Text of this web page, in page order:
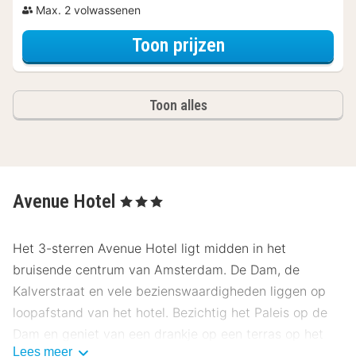
Max. 2 volwassenen
Toon prijzenvoor Later
Toon alles
Avenue Hotel , 3 Sterren
Het 3-sterren Avenue Hotel ligt midden in het
bruisende centrum van Amsterdam. De Dam, de
Kalverstraat en vele bezienswaardigheden liggen op
loopafstand van het hotel. Bezichtig het Paleis op de
Dam en geniet van een drankje op een terras op het
Rembrandtplein.
Lees meer